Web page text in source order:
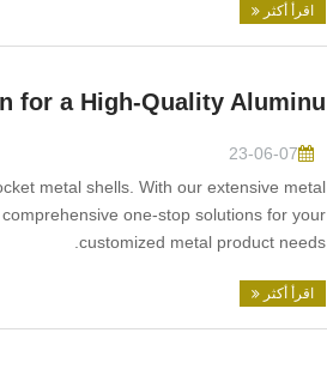
اقرأ أكثر
for a High-Quality Aluminu
23-06-07
metal shells. With our extensive metal
one-stop solutions for your
customized metal product needs.
اقرأ أكثر